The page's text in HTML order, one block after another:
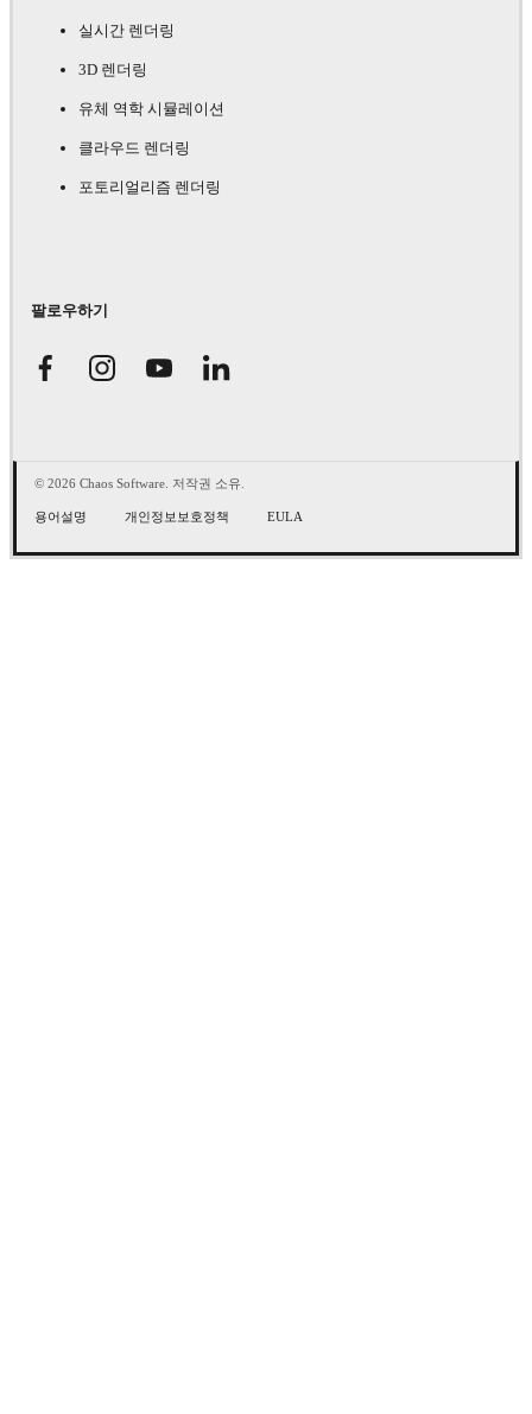
실시간 렌더링
3D 렌더링
유체 역학 시뮬레이션
클라우드 렌더링
포토리얼리즘 렌더링
팔로우하기
© 2026 Chaos Software. 저작권 소유.
용어설명 개인정보보호정책 EULA